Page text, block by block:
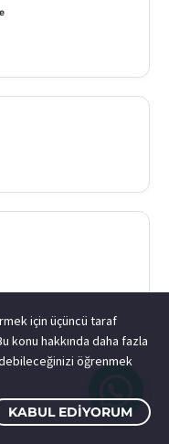
için üçüncü taraf
konu hakkında daha fazla
öğrenmek
KABUL EDIYORUM